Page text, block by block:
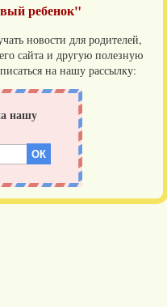
ребенок"
новости для родителей,
сайта и другую полезную
на нашу рассылку: